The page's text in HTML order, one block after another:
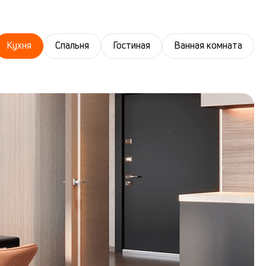
Кухня Спальня Гостиная Ванная комната